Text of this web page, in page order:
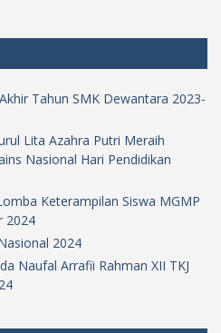
Tahun SMK Dewantara 2023-
Lita Azahra Putri Meraih
Nasional Hari Pendidikan
Keterampilan Siswa MGMP
2024
2024
Naufal Arrafii Rahman XII TKJ